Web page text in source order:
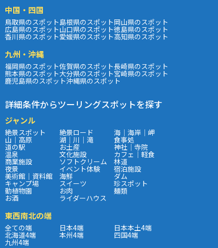
中国・四国
鳥取県のスポット島根県のスポット岡山県のスポット
広島県のスポット山口県のスポット徳島県のスポット
香川県のスポット愛媛県のスポット高知県のスポット
九州・沖縄
福岡県のスポット佐賀県のスポット長崎県のスポット
熊本県のスポット大分県のスポット宮崎県のスポット
鹿児島県のスポット沖縄県のスポット
詳細条件からツーリングスポットを探す
ジャンル
絶景スポット 絶景ロード 海｜海岸｜岬
山｜高原 湖｜川｜滝 食事処
道の駅 お土産 神社｜寺院
温泉 文化施設 カフェ｜軽食
商業施設 ソフトクリーム 林道
夜景 イベント体験 宿泊施設
美術館｜資料館 海鮮 ダム
キャンプ場 スイーツ 珍スポット
動植物園 お肉 麺類
お酒 ライダーハウス
東西南北の端
全ての端 日本4端 日本本土4端
北海道4端 本州4端 四国4端
九州4端